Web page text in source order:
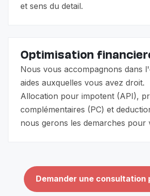
et sens du detail.
Optimisation
Nous vous accompagnons dans
aides auxquelles vous avez droit.
Allocation pour impotent (API),
complémentaires (PC) et
nous gerons les demarches pour
Demander une consultation